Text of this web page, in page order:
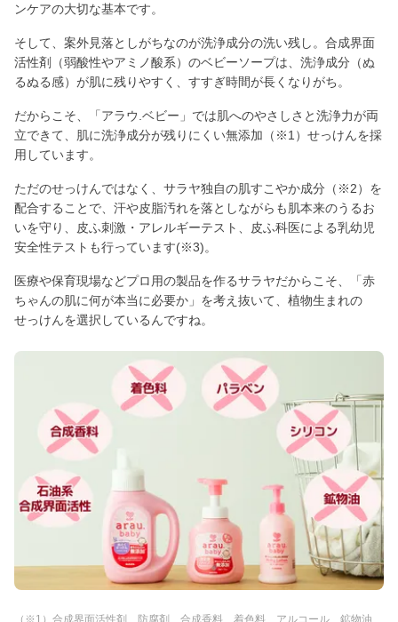
ンケアの大切な基本です。
そして、案外見落としがちなのが洗浄成分の洗い残し。合成界面
活性剤（弱酸性やアミノ酸系）のベビーソープは、洗浄成分（ぬ
るぬる感）が肌に残りやすく、すすぎ時間が長くなりがち。
だからこそ、「アラウ.ベビー」では肌へのやさしさと洗浄力が両
立できて、肌に洗浄成分が残りにくい無添加（※1）せっけんを採
用しています。
ただのせっけんではなく、サラヤ独自の肌すこやか成分（※2）を
配合することで、汗や皮脂汚れを落としながらも肌本来のうるお
いを守り、皮ふ刺激・アレルギーテスト、皮ふ科医による乳幼児
安全性テストも行っています(※3)。
医療や保育現場などプロ用の製品を作るサラヤだからこそ、「赤
ちゃんの肌に何が本当に必要か」を考え抜いて、植物生まれの
せっけんを選択しているんですね。
（※1）合成界面活性剤、防腐剤、合成香料、着色料、アルコール、鉱物油